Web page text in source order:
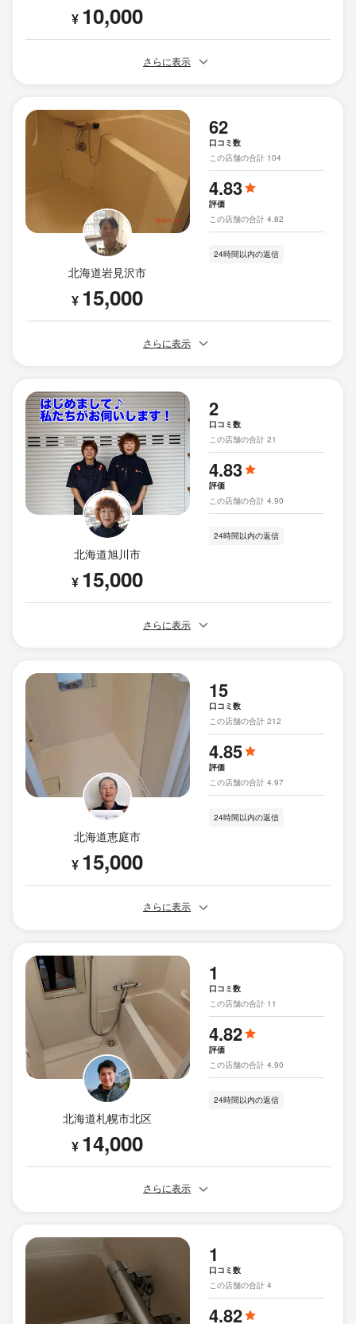
¥ 10,000
さらに表示
北海道岩見沢市
¥ 15,000
62
口コミ数
この店舗の合計 104
4.83
評価
この店舗の合計 4.82
24時間以内の返信
さらに表示
北海道旭川市
¥ 15,000
2
口コミ数
この店舗の合計 21
4.83
評価
この店舗の合計 4.90
24時間以内の返信
さらに表示
北海道恵庭市
¥ 15,000
15
口コミ数
この店舗の合計 212
4.85
評価
この店舗の合計 4.97
24時間以内の返信
さらに表示
北海道札幌市北区
¥ 14,000
1
口コミ数
この店舗の合計 11
4.82
評価
この店舗の合計 4.90
24時間以内の返信
さらに表示
1
口コミ数
この店舗の合計 4
4.82